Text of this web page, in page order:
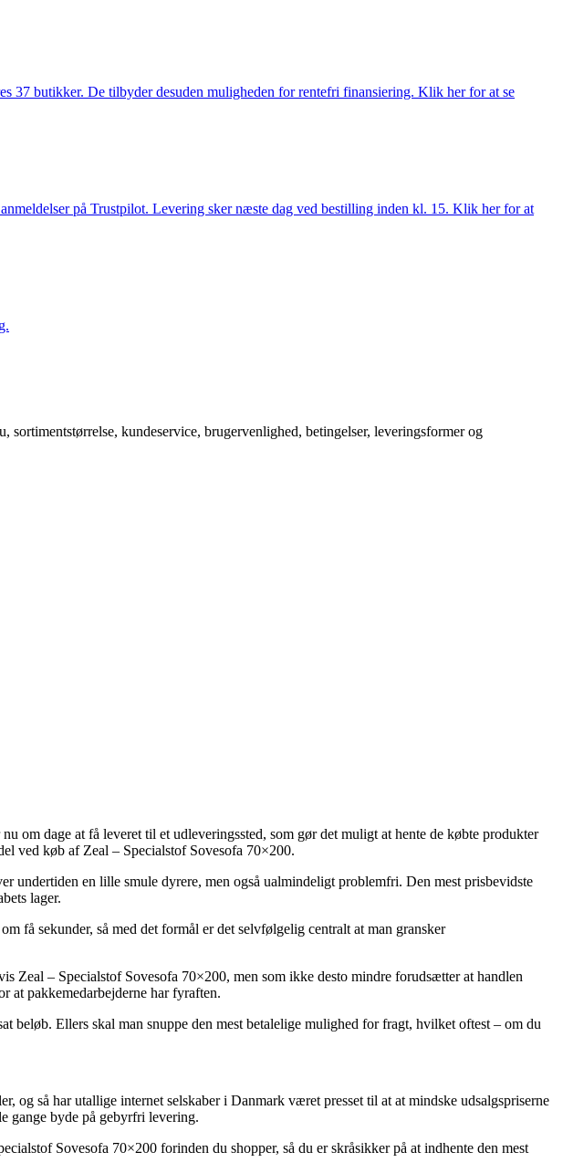
37 butikker. De tilbyder desuden muligheden for rentefri finansiering. Klik her for at se
på Trustpilot. Levering sker næste dag ved bestilling inden kl. 15. Klik her for at
kundeservice, brugervenlighed, betingelser, leveringsformer og
om dage at få leveret til et udleveringssted, som gør det muligt at hente de købte produkter
ved køb af Zeal – Specialstof Sovesofa 70×200.
undertiden en lille smule dyrere, men også ualmindeligt problemfri. Den mest prisbevidste
lager.
få sekunder, så med det formål er det selvfølgelig centralt at man gransker
Zeal – Specialstof Sovesofa 70×200, men som ikke desto mindre forudsætter at handlen
at pakkemedarbejderne har fyraften.
Ellers skal man snuppe den mest betalelige mulighed for fragt, hvilket oftest – om du
så har utallige internet selskaber i Danmark været presset til at at mindske udsalgspriserne
gange byde på gebyrfri levering.
Sovesofa 70×200 forinden du shopper, så du er skråsikker på at indhente den mest